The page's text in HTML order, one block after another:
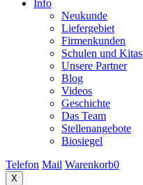
Info
Neukunde
Liefergebiet
Firmenkunden
Schulen und Kitas
Unsere Partner
Blog
Videos
Geschichte
Das Team
Stellenangebote
Biosiegel
Telefon Mail Warenkorb0
X